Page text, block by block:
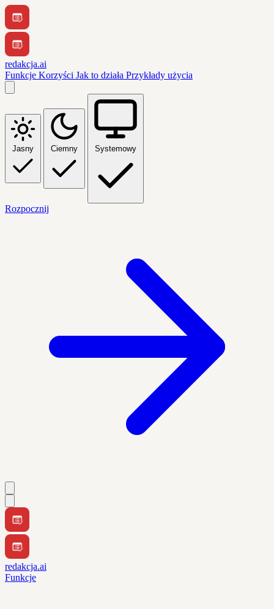
redakcja.ai
Funkcje Korzyści Jak to działa Przykłady użycia
Jasny Ciemny Systemowy
Rozpocznij
redakcja.ai
Funkcje